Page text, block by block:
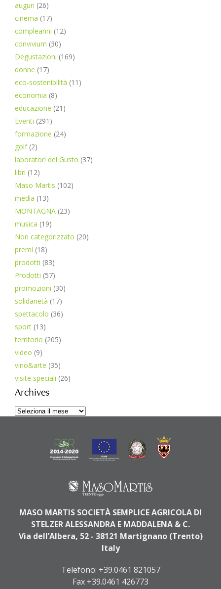
auguri (26)
cinema (17)
compleanni (12)
convivium (30)
Degustazioni (169)
donne (17)
eco-sostenibilità (11)
economia (8)
educazione (21)
Eventi (291)
formazione (24)
golf(2)
laboratori del Gusto (37)
libri (12)
Maso Martis (102)
media (13)
MONTAGNA (23)
musica (19)
Non categorizzato (20)
premi (18)
prodotti (83)
Prodotti (57)
promozioni (30)
solidarietà (17)
spettacolo (36)
sport (13)
territorio (205)
video (9)
vino&arte (35)
visite speciali (26)
Archives
Archives
MASO MARTIS SOCIETÀ SEMPLICE AGRICOLA DI
STELZER ALESSANDRA E MADDALENA & C.
Via dell’Albera, 52 - 38121 Martignano (Trento)
Italy
Telefono: +39.0461 821057
Fax +39.0461 426773